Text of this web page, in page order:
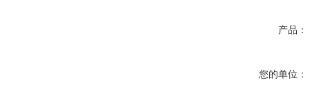
产品：
您的单位：